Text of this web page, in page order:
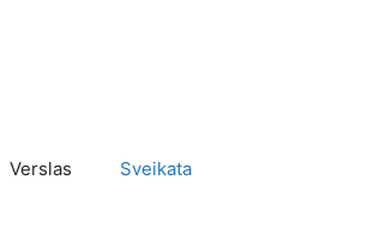
Verslas Sveikata